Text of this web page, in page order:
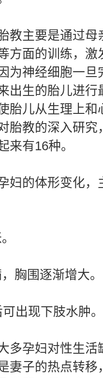
要是通过母亲
方面的训练，
为神经细胞一
出生的胎儿进
胎儿从生理上
胎教的深入研
来有16种。
体形变化，主
围逐渐增大。
出现下肢水肿。
妇对性生活缺
妻子的热点转